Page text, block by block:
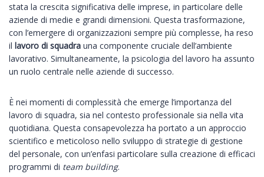
stata la crescita significativa delle imprese, in particolare delle
aziende di medie e grandi dimensioni. Questa trasformazione,
con l’emergere di organizzazioni sempre più complesse, ha reso
il lavoro di squadra una componente cruciale dell’ambiente
lavorativo. Simultaneamente, la psicologia del lavoro ha assunto
un ruolo centrale nelle aziende di successo.
È nei momenti di complessità che emerge l’importanza del
lavoro di squadra, sia nel contesto professionale sia nella vita
quotidiana. Questa consapevolezza ha portato a un approccio
scientifico e meticoloso nello sviluppo di strategie di gestione
del personale, con un’enfasi particolare sulla creazione di efficaci
programmi di team building.